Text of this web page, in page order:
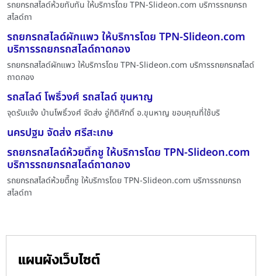
รถยกรถสไลด์ห้วยทับทัน ให้บริการโดย TPN-Slideon.com บริการรถยกรถ
สไลด์ถา
รถยกรถสไลด์ผักแพว ให้บริการโดย TPN-Slideon.com
บริการรถยกรถสไลด์ถาดกอง
รถยกรถสไลด์ผักแพว ให้บริการโดย TPN-Slideon.com บริการรถยกรถสไลด์
ถาดกอง
รถสไลด์ โพธิ์วงศ์ รถสไลด์ ขุนหาญ
จุดรับแจ้ง บ้านโพธิ์วงศ์ จัดส่ง อู่กิติศักดิ์ อ.ขุนหาญ ขอบคุณที่ใช้บริ
นครปฐม จัดส่ง ศรีสะเกษ
รถยกรถสไลด์ห้วยตึ๊กชู ให้บริการโดย TPN-Slideon.com
บริการรถยกรถสไลด์ถาดกอง
รถยกรถสไลด์ห้วยตึ๊กชู ให้บริการโดย TPN-Slideon.com บริการรถยกรถ
สไลด์ถา
แผนผังเว็บไซต์